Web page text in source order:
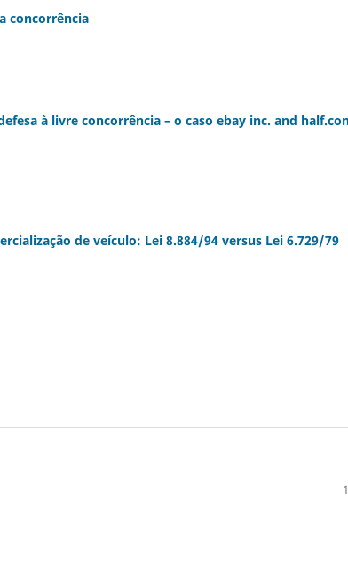
concorrência
à livre concorrência – o caso ebay inc. and
de veículo: Lei 8.884/94 versus Lei 6.729/79